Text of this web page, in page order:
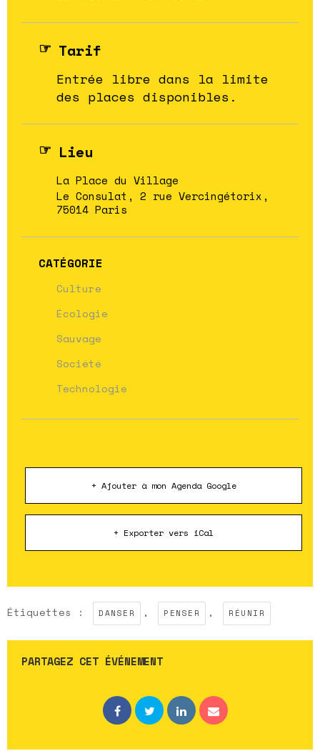
Tarif
Entrée libre dans la limite
des places disponibles.
Lieu
La Place du Village
Le Consulat, 2 rue Vercingétorix,
75014 Paris
CATÉGORIE
Culture
Écologie
Sauvage
Société
Technologie
+ Ajouter à mon Agenda Google
+ Exporter vers iCal
Étiquettes : DANSER , PENSER , RÉUNIR
PARTAGEZ CET ÉVÉNEMENT